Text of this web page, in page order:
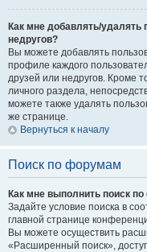
Как мне добавлять/удалять
недругов?
Вы можете добавлять
профиле каждого
друзей или недругов. Кроме
личного раздела,
можете также удалять
же странице.
Вернуться к началу
Поиск по форумам
Как мне выполнить поиск
Задайте условие поиска в
главной странице
Вы можете осуществить
«Расширенный поиск»,